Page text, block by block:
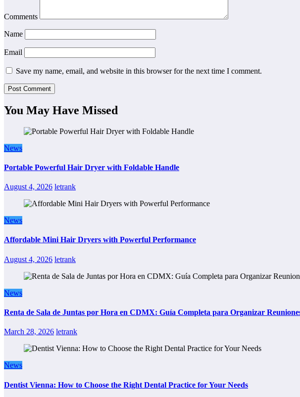
Comments
Name
Email
Save my name, email, and website in this browser for the next time I comment.
You May Have Missed
News
Portable Powerful Hair Dryer with Foldable Handle
August 4, 2026 letrank
News
Affordable Mini Hair Dryers with Powerful Performance
August 4, 2026 letrank
News
Renta de Sala de Juntas por Hora en CDMX: Guía Completa para Organizar
March 28, 2026 letrank
News
Dentist Vienna: How to Choose the Right Dental Practice for Your Needs